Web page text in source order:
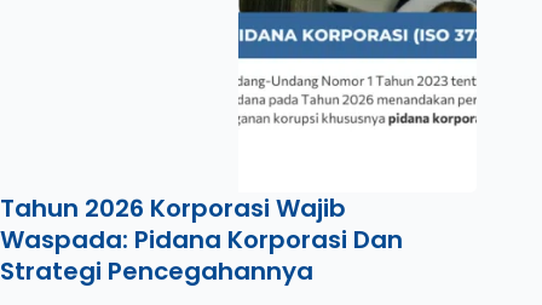
Tahun 2026 Korporasi Wajib
Waspada: Pidana Korporasi Dan
Strategi Pencegahannya